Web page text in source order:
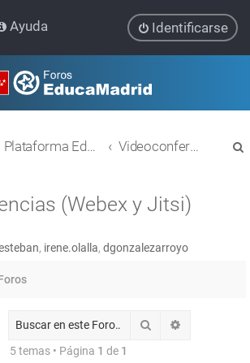
Ayuda Identificarse
Plataforma Educativa EducaMadrid Videoconferencias (Webex y Jitsi)
(Webex y Jitsi)
, irene.olalla, dgonzalezarroyo
Buscar
5 temas • Página 1 de 1